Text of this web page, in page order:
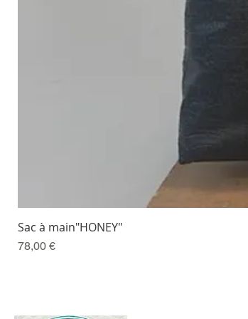
Sac à main"HONEY"
Prix
78,00 €